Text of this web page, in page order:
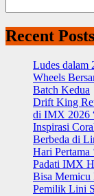
Recent Posts
Ludes dalam
Wheels
Batch Kedua
Drift King
di IMX 2026
Inspirasi
Berbeda di
Hari Pertama
Padati IMX
Bisa Memicu
Pemilik Lini